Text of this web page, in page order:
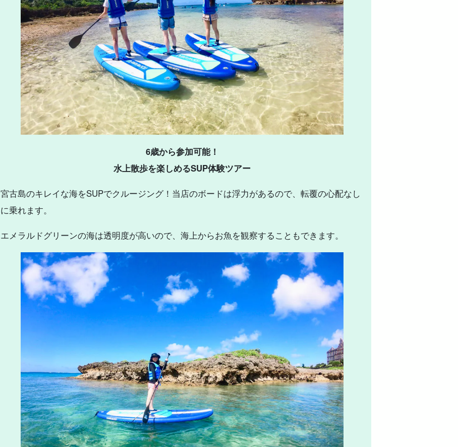
6歳から参加可能！
水上散歩を楽しめるSUP体験ツアー
宮古島のキレイな海をSUPでクルージング！当店のボードは浮力があるので、転覆の心配なし
に乗れます。
エメラルドグリーンの海は透明度が高いので、海上からお魚を観察することもできます。